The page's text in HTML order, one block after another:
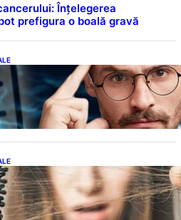
Înțelegerea
prefigura o boală gravă
de note: Semnele unui IQ
țin de școală
deficiențe de proteine:
sănătății tale